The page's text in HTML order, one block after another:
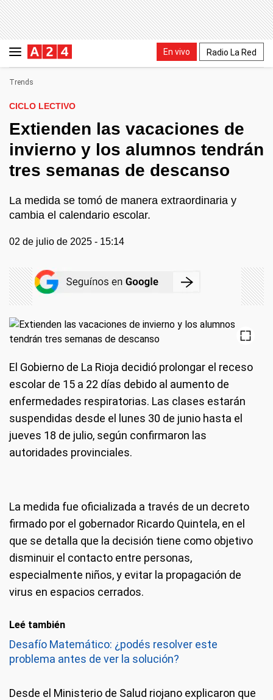
En vivo Radio La Red
Trends
CICLO LECTIVO
Extienden las vacaciones de
invierno y los alumnos tendrán
tres semanas de descanso
La medida se tomó de manera extraordinaria y
cambia el calendario escolar.
02 de julio de 2025 - 15:14
El Gobierno de La Rioja decidió prolongar el receso
escolar de 15 a 22 días debido al aumento de
enfermedades respiratorias. Las clases estarán
suspendidas desde el lunes 30 de junio hasta el
jueves 18 de julio, según confirmaron las
autoridades provinciales.
La medida fue oficializada a través de un decreto
firmado por el gobernador Ricardo Quintela, en el
que se detalla que la decisión tiene como objetivo
disminuir el contacto entre personas,
especialmente niños, y evitar la propagación de
virus en espacios cerrados.
Leé también
Desafío Matemático: ¿podés resolver este
problema antes de ver la solución?
Desde el Ministerio de Salud riojano explicaron que